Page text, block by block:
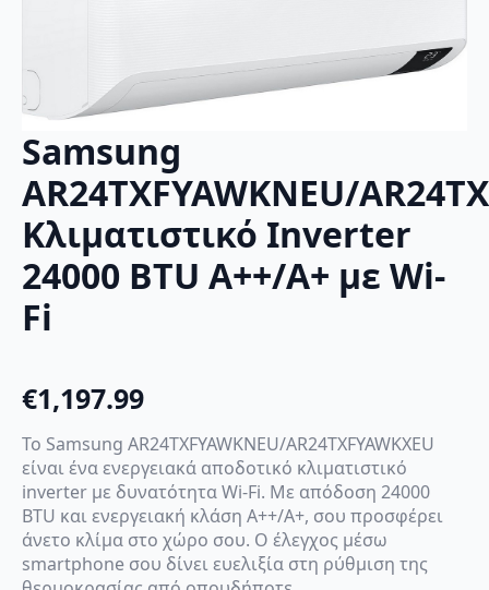
Samsung
AR24TXFYAWKNEU/
Κλιματιστικό Inverter
24000 BTU A++/A+ με Wi-
Fi
€1,197.99
Το Samsung AR24TXFYAWKNEU/AR24TXFYAWKXEU
είναι ένα ενεργειακά αποδοτικό κλιματιστικό
inverter με δυνατότητα Wi-Fi. Με απόδοση 24000
BTU και ενεργειακή κλάση A++/A+, σου προσφέρει
άνετο κλίμα στο χώρο σου. Ο έλεγχος μέσω
smartphone σου δίνει ευελιξία στη ρύθμιση της